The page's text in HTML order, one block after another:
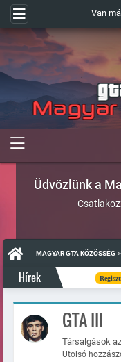
Van
Üdvözlünk a
MAGYAR GTA KÖZÖSSÉG »
Hírek Regisztráció
GTA III
Társalgások
Utolsó